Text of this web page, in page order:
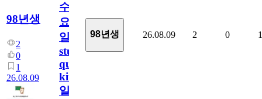
98년생
2
0
1
26.08.09
수
요
일/English
study
quiz
king778
일
98년생 26.08.09 2 0 1